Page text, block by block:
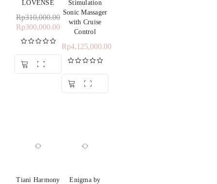
LOVENSE
Rp310,000.00
Rp300,000.00
Dinilai5.00
dari 5
Stimulation
Sonic Massager
with Cruise
Control
Rp4,125,000.00
Dinilai5.00
dari 5
Tiani Harmony
Enigma by